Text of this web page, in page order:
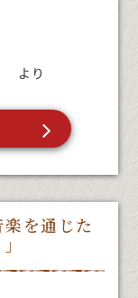
より
楽を通じた